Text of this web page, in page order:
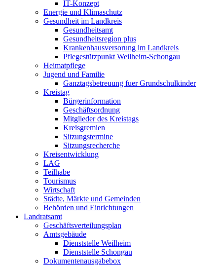
IT-Konzept
Energie und Klimaschutz
Gesundheit im Landkreis
Gesundheitsamt
Gesundheitsregion plus
Krankenhausversorung im Landkreis
Pflegestützpunkt Weilheim-Schongau
Heimatpflege
Jugend und Familie
Ganztagsbetreuung fuer Grundschulkinder
Kreistag
Bürgerinformation
Geschäftsordnung
Mitglieder des Kreistags
Kreisgremien
Sitzungstermine
Sitzungsrecherche
Kreisentwicklung
LAG
Teilhabe
Tourismus
Wirtschaft
Städte, Märkte und Gemeinden
Behörden und Einrichtungen
Landratsamt
Geschäftsverteilungsplan
Amtsgebäude
Dienststelle Weilheim
Dienststelle Schongau
Dokumentenausgabebox